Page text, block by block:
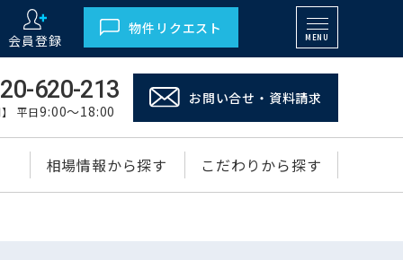
会員登録
物件リクエスト
MENU
620-213
】 平日9:00～18:00
お問い合せ・資料請求
相場情報から探す こだわりから探す